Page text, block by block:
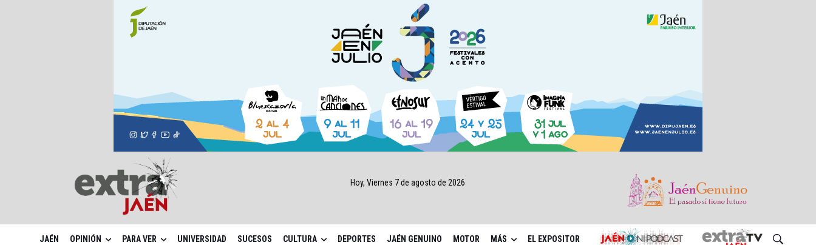
Hoy, Viernes 7 de agosto de 2026
JAÉN OPINIÓN PARA VER UNIVERSIDAD SUCESOS CULTURA DEPORTES JAÉN GENUINO MOTOR MÁS EL EXPOSITOR